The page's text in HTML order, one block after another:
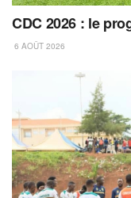
CDC 2026 : le
6 AOÛT 2026